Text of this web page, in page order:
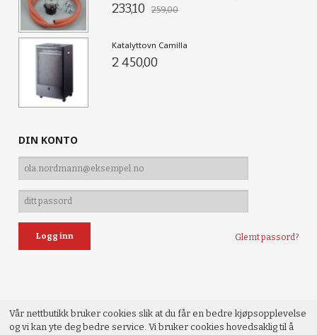
233,10 259,00
Katalyttovn Camilla
2 450,00
DIN KONTO
Glemt passord?
Vår nettbutikk bruker cookies slik at du får en bedre kjøpsopplevelse
og vi kan yte deg bedre service. Vi bruker cookies hovedsaklig til å